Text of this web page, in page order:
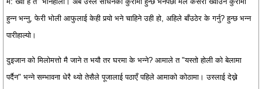
हुन्न भन्नु, फेरी भोली आफुलाई केही पर्‍यो भने चाहिने उही हो, अहिले बाँउठेर के गर्नु? हुन्छ भन्न
पारीहाल्यो।
दुइजान को मिलोमत्तो मै जाने त भयौ तर घरमा के भन्ने? आमाले त "यस्तो होली को बेलामा
पर्दैन" भन्ने सम्भावना धेरै थ्यो तेसैले पूजालाई पठाएँ पहिले आमाको कोठामा। उस्लाई देख्ने